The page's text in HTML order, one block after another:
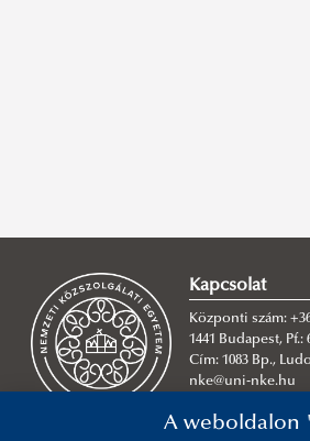
Kapcsolat
Központi szám:
1441 Budapest, Pf.:
Cím: 1083 Bp.,
nke@uni-nke.hu
A weboldalon